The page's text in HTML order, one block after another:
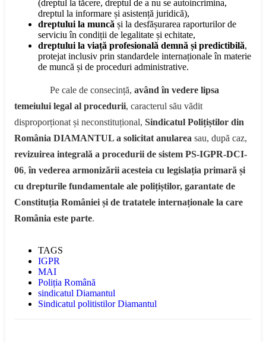
(dreptul la tăcere, dreptul de a nu se autoincrimina,
dreptul la informare și asistență juridică),
dreptului la muncă și la desfășurarea raporturilor de
serviciu în condiții de legalitate și echitate,
dreptului la viață profesională demnă și predictibilă,
protejat inclusiv prin standardele internaționale în materie
de muncă și de proceduri administrative.
Pe cale de consecință, având în vedere lipsa
temeiului legal al procedurii, caracterul său vădit
disproporționat și neconstituțional, Sindicatul Polițiștilor din
România DIAMANTUL a solicitat anularea sau, după caz,
revizuirea integrală a procedurii de sistem PS-IGPR-DCI-
06,în vederea armonizării acesteia cu legislația primară și
cu drepturile fundamentale ale polițiștilor, garantate de
Constituția României și de tratatele internaționale la care
România este parte.
TAGS
IGPR
MAI
Poliția Română
sindicatul Diamantul
Sindicatul politistilor Diamantul